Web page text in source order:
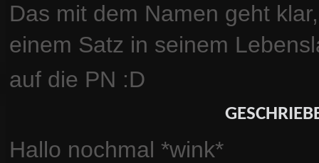
Das mit dem Namen geht
einem Satz in seinem
auf die PN :D
Hallo nochmal *wink*